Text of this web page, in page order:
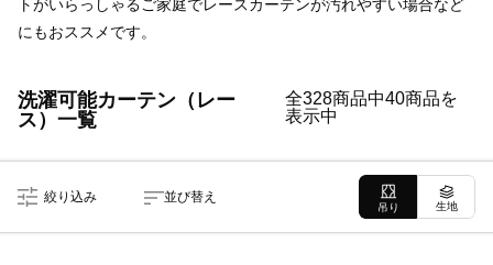
トがいらっしゃるご家庭でレースカーテンが汚れやすい場合など
にもおススメです。
洗濯可能カーテン（レー
ス）一覧
全328商品中40商品を
表示中
絞り込み 並び替え
吊り 生地